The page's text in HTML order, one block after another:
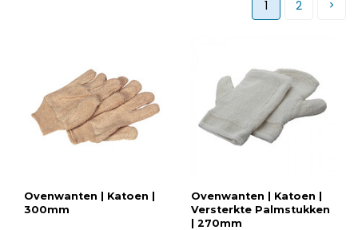
1 2
Ovenwanten | Katoen |
300mm
Ovenwanten | Katoen |
Versterkte Palmstukken
| 270mm